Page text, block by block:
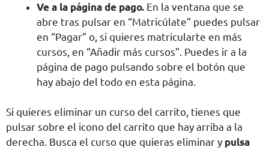
Ve a la página de pago. En la ventana que se
abre tras pulsar en “Matricúlate” puedes pulsar
en “Pagar” o, si quieres matricularte en más
cursos, en “Añadir más cursos”. Puedes ir a la
página de pago pulsando sobre el botón que
hay abajo del todo en esta página.
Si quieres eliminar un curso del carrito, tienes que
pulsar sobre el icono del carrito que hay arriba a la
derecha. Busca el curso que quieras eliminar y pulsa